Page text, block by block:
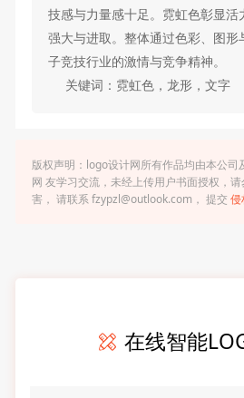
技感与力量感十足。霓虹色彰显活
强大与进取。整体通过色彩、图形
子竞技行业的激情与竞争精神。
关键词：霓虹色，龙形，文字
版权声明：logo设计网所有作品均由本公司
网 友学习交流，未经上传用户书面授权，
害， 请联系 fzypzl@outlook.com， 提交 侵
在线智能